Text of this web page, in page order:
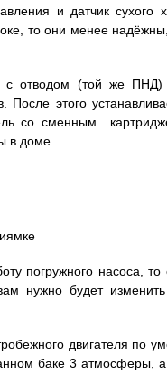
и датчик сухого
то они менее
с отводом (той же
После этого
со сменным
в доме.
погружного насоса,
нужно будет
двигателя по
баке 3 атмосферы, а